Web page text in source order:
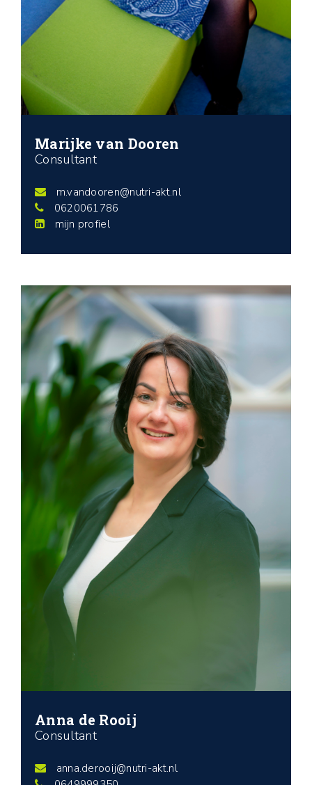
Marijke van Dooren
Consultant
m.vandooren@nutri-akt.nl
0620061786
mijn profiel
Anna de Rooij
Consultant
anna.derooij@nutri-akt.nl